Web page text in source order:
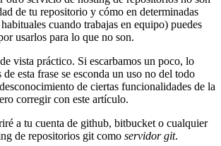
de tu repositorio y cómo en determinadas
cuando trabajas en equipo) puedes
usarlos para lo que no son.
vista práctico. Si escarbamos un poco, lo
de esta frase se esconda un uso no del todo
de ciertas funcionalidades de la
corregir con este artículo.
a tu cuenta de github, bitbucket o cualquier
de repositorios git como servidor git.